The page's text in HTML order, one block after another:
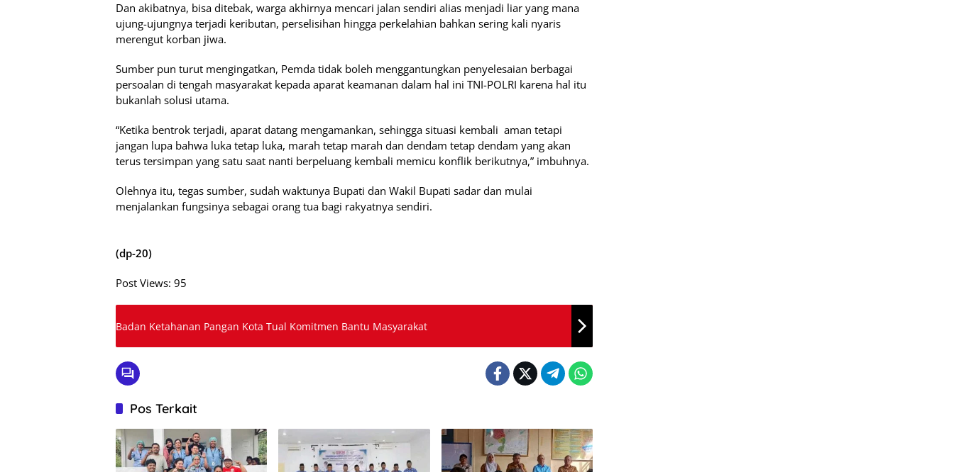
Dan akibatnya, bisa ditebak, warga akhirnya mencari jalan sendiri alias menjadi liar yang mana
ujung-ujungnya terjadi keributan, perselisihan hingga perkelahian bahkan sering kali nyaris
merengut korban jiwa.
Sumber pun turut mengingatkan, Pemda tidak boleh menggantungkan penyelesaian berbagai
persoalan di tengah masyarakat kepada aparat keamanan dalam hal ini TNI-POLRI karena hal itu
bukanlah solusi utama.
“Ketika bentrok terjadi, aparat datang mengamankan, sehingga situasi kembali aman tetapi
jangan lupa bahwa luka tetap luka, marah tetap marah dan dendam tetap dendam yang akan
terus tersimpan yang satu saat nanti berpeluang kembali memicu konflik berikutnya,” imbuhnya.
Olehnya itu, tegas sumber, sudah waktunya Bupati dan Wakil Bupati sadar dan mulai
menjalankan fungsinya sebagai orang tua bagi rakyatnya sendiri.
(dp-20)
Post Views: 95
Badan Ketahanan Pangan Kota Tual Komitmen Bantu Masyarakat
Pos Terkait